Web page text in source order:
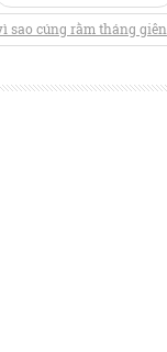
sao cúng rằm tháng